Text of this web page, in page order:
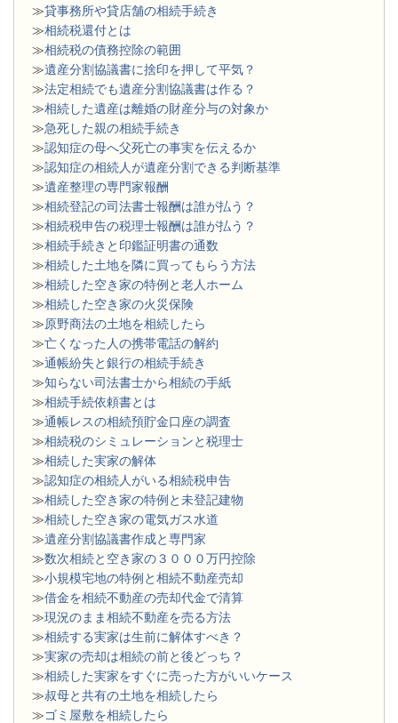
≫貸事務所や貸店舗の相続手続き
≫相続税還付とは
≫相続税の債務控除の範囲
≫遺産分割協議書に捨印を押して平気？
≫法定相続でも遺産分割協議書は作る？
≫相続した遺産は離婚の財産分与の対象か
≫急死した親の相続手続き
≫認知症の母へ父死亡の事実を伝えるか
≫認知症の相続人が遺産分割できる判断基準
≫遺産整理の専門家報酬
≫相続登記の司法書士報酬は誰が払う？
≫相続税申告の税理士報酬は誰が払う？
≫相続手続きと印鑑証明書の通数
≫相続した土地を隣に買ってもらう方法
≫相続した空き家の特例と老人ホーム
≫相続した空き家の火災保険
≫原野商法の土地を相続したら
≫亡くなった人の携帯電話の解約
≫通帳紛失と銀行の相続手続き
≫知らない司法書士から相続の手紙
≫相続手続依頼書とは
≫通帳レスの相続預貯金口座の調査
≫相続税のシミュレーションと税理士
≫相続した実家の解体
≫認知症の相続人がいる相続税申告
≫相続した空き家の特例と未登記建物
≫相続した空き家の電気ガス水道
≫遺産分割協議書作成と専門家
≫数次相続と空き家の３０００万円控除
≫小規模宅地の特例と相続不動産売却
≫借金を相続不動産の売却代金で清算
≫現況のまま相続不動産を売る方法
≫相続する実家は生前に解体すべき？
≫実家の売却は相続の前と後どっち？
≫相続した実家をすぐに売った方がいいケース
≫叔母と共有の土地を相続したら
≫ゴミ屋敷を相続したら